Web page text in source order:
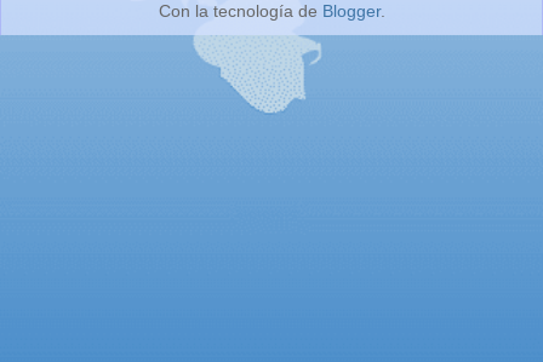
Con la tecnología de Blogger.